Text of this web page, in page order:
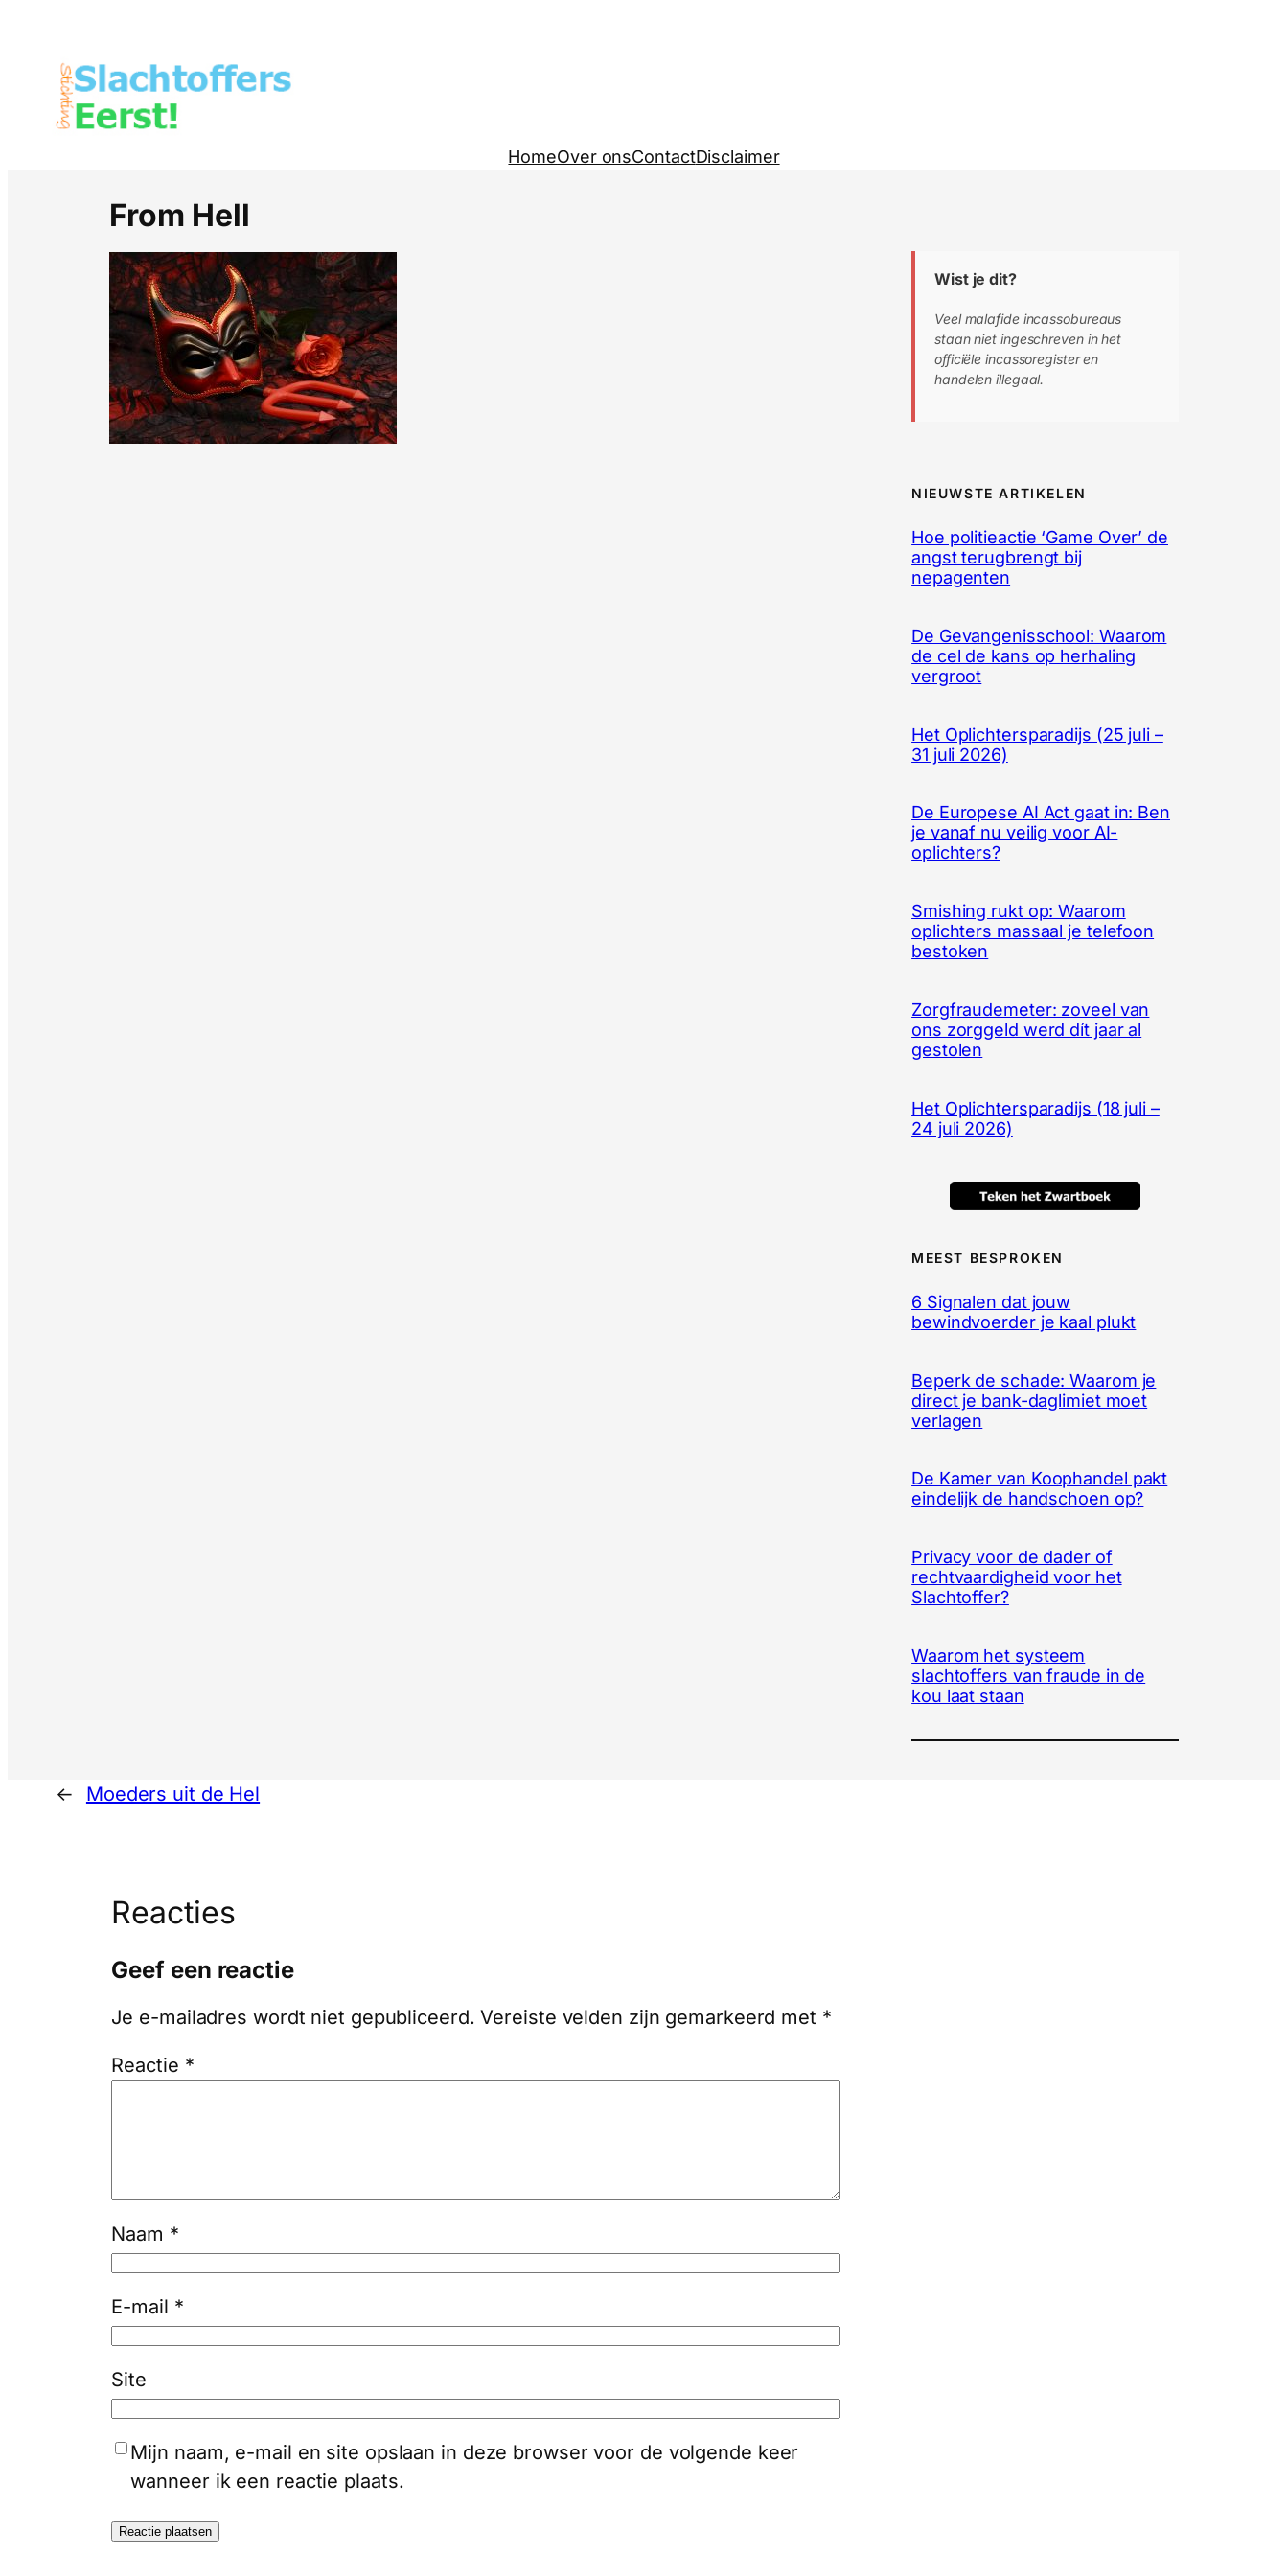
HomeOver onsContactDisclaimer
From Hell
Wist je dit?
Veel malafide incassobureaus
staan niet ingeschreven in het
officiële incassoregister en
handelen illegaal.
NIEUWSTE ARTIKELEN
Hoe politieactie ‘Game Over’ de
angst terugbrengt bij
nepagenten
De Gevangenisschool: Waarom
de cel de kans op herhaling
vergroot
Het Oplichtersparadijs (25 juli –
31 juli 2026)
De Europese AI Act gaat in: Ben
je vanaf nu veilig voor AI-
oplichters?
Smishing rukt op: Waarom
oplichters massaal je telefoon
bestoken
Zorgfraudemeter: zoveel van
ons zorggeld werd dít jaar al
gestolen
Het Oplichtersparadijs (18 juli –
24 juli 2026)
MEEST BESPROKEN
6 Signalen dat jouw
bewindvoerder je kaal plukt
Beperk de schade: Waarom je
direct je bank-daglimiet moet
verlagen
De Kamer van Koophandel pakt
eindelijk de handschoen op?
Privacy voor de dader of
rechtvaardigheid voor het
Slachtoffer?
Waarom het systeem
slachtoffers van fraude in de
kou laat staan
← Moeders uit de Hel
Reacties
Geef een reactie
Je e-mailadres wordt niet gepubliceerd. Vereiste velden zijn gemarkeerd met *
Reactie *
Naam *
E-mail *
Site
Mijn naam, e-mail en site opslaan in deze browser voor de volgende keer
wanneer ik een reactie plaats.